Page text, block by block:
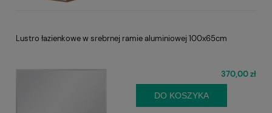
Lustro łazienkowe w srebrnej ramie aluminiowej 100x65cm
370,00 zł
DO KOSZYKA